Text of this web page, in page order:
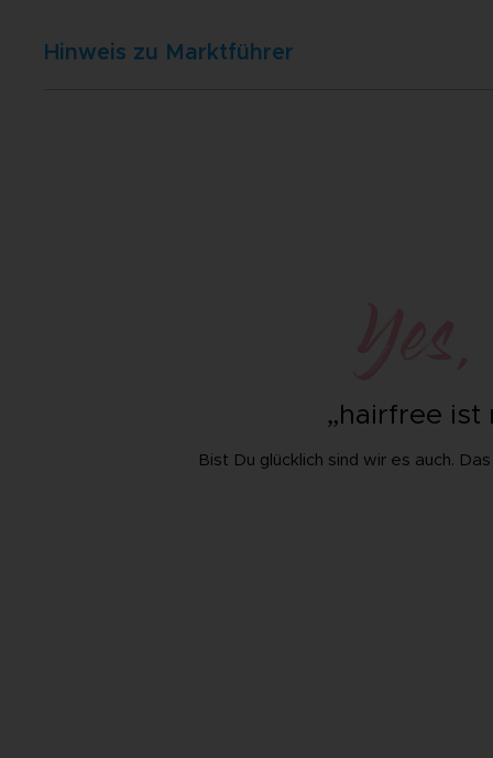
Hinweis zu Marktführer
„hairfree ist
Bist Du glücklich sind wir es auch.